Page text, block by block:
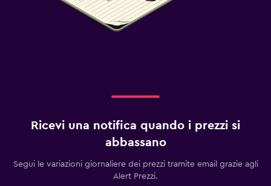
Ricevi una notifica quando i prezzi si
abbassano
Segui le variazioni giornaliere dei prezzi tramite email grazie agli
Alert Prezzi.